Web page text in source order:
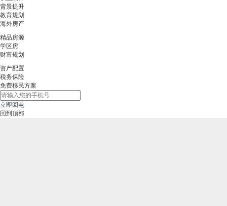
背景提升
教育规划
海外房产
精品房源
学区房
财富规划
资产配置
税务保险
免费移民方案
立即回电
回到顶部